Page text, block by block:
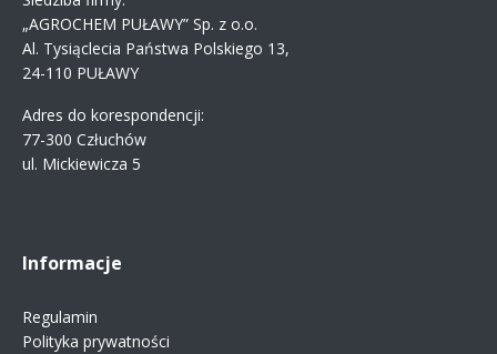
„AGROCHEM PUŁAWY” Sp. z o.o.
Al. Tysiąclecia Państwa Polskiego 13,
24-110 PUŁAWY
Adres do korespondencji:
77-300 Człuchów
ul. Mickiewicza 5
Informacje
Regulamin
Polityka prywatności